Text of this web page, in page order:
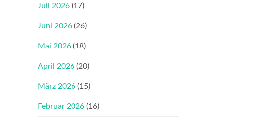
Juli 2026 (17)
Juni 2026 (26)
Mai 2026 (18)
April 2026 (20)
März 2026 (15)
Februar 2026 (16)